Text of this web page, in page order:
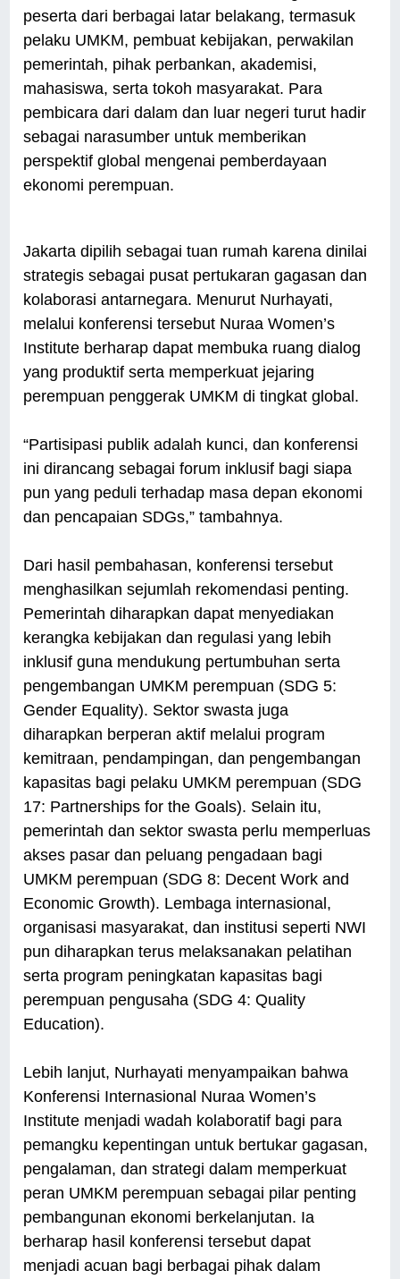
peserta dari berbagai latar belakang, termasuk
pelaku UMKM, pembuat kebijakan, perwakilan
pemerintah, pihak perbankan, akademisi,
mahasiswa, serta tokoh masyarakat. Para
pembicara dari dalam dan luar negeri turut hadir
sebagai narasumber untuk memberikan
perspektif global mengenai pemberdayaan
ekonomi perempuan.
Jakarta dipilih sebagai tuan rumah karena dinilai
strategis sebagai pusat pertukaran gagasan dan
kolaborasi antarnegara. Menurut Nurhayati,
melalui konferensi tersebut Nuraa Women’s
Institute berharap dapat membuka ruang dialog
yang produktif serta memperkuat jejaring
perempuan penggerak UMKM di tingkat global.
“Partisipasi publik adalah kunci, dan konferensi
ini dirancang sebagai forum inklusif bagi siapa
pun yang peduli terhadap masa depan ekonomi
dan pencapaian SDGs,” tambahnya.
Dari hasil pembahasan, konferensi tersebut
menghasilkan sejumlah rekomendasi penting.
Pemerintah diharapkan dapat menyediakan
kerangka kebijakan dan regulasi yang lebih
inklusif guna mendukung pertumbuhan serta
pengembangan UMKM perempuan (SDG 5:
Gender Equality). Sektor swasta juga
diharapkan berperan aktif melalui program
kemitraan, pendampingan, dan pengembangan
kapasitas bagi pelaku UMKM perempuan (SDG
17: Partnerships for the Goals). Selain itu,
pemerintah dan sektor swasta perlu memperluas
akses pasar dan peluang pengadaan bagi
UMKM perempuan (SDG 8: Decent Work and
Economic Growth). Lembaga internasional,
organisasi masyarakat, dan institusi seperti NWI
pun diharapkan terus melaksanakan pelatihan
serta program peningkatan kapasitas bagi
perempuan pengusaha (SDG 4: Quality
Education).
Lebih lanjut, Nurhayati menyampaikan bahwa
Konferensi Internasional Nuraa Women’s
Institute menjadi wadah kolaboratif bagi para
pemangku kepentingan untuk bertukar gagasan,
pengalaman, dan strategi dalam memperkuat
peran UMKM perempuan sebagai pilar penting
pembangunan ekonomi berkelanjutan. Ia
berharap hasil konferensi tersebut dapat
menjadi acuan bagi berbagai pihak dalam